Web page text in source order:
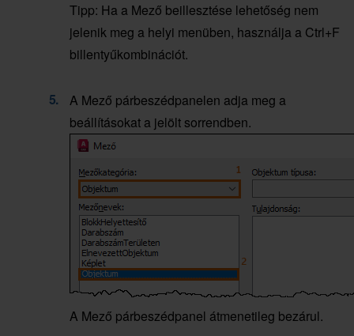
Tipp: Ha a Mező beillesztése lehetőség nem
jelenik meg a helyi menüben, használja a Ctrl+F
billentyűkombinációt.
A Mező párbeszédpanelen adja meg a
beállításokat a jelölt sorrendben.
A Mező párbeszédpanel átmenetileg bezárul.